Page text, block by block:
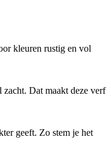
kleuren rustig en vol
Dat maakt deze verf
geeft. Zo stem je het